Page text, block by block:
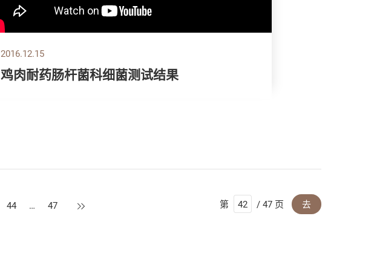
2016.12.15
鸡肉耐药肠杆菌科细菌测试结果
44 … 47 下一页 第 / 47 页 去